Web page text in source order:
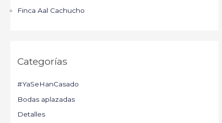
Finca Aal Cachucho
Categorías
#YaSeHanCasado
Bodas aplazadas
Detalles